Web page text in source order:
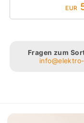
EUR
Fragen zum